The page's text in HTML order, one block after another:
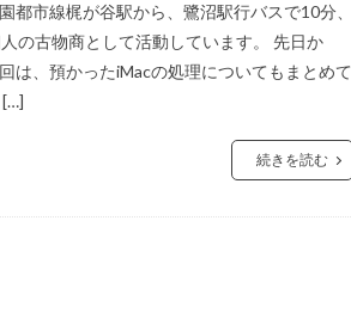
市線梶が谷駅から、鷺沼駅行バスで10分、
の古物商として活動しています。 先日か
は、預かったiMacの処理についてもまとめて
[…]
続きを読む